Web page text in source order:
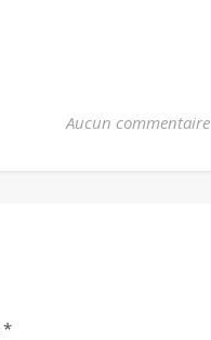
Aucun commentaire
*